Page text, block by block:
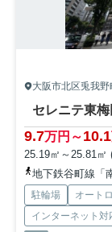
大阪市北区兎我野
セレニテ東
9.7万円～10.1
25.19㎡～25.81㎡
地下鉄谷町線「
駐輪場 オート
インターネット対